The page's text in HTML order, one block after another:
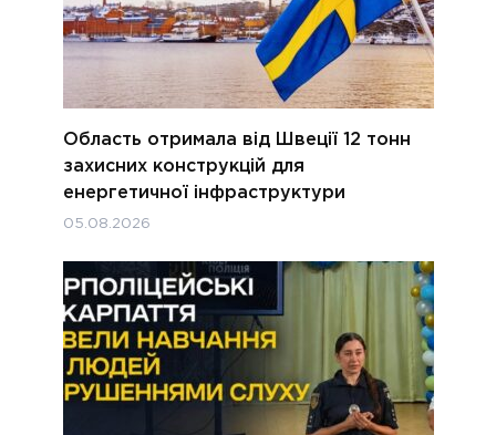
Область отримала від Швеції 12 тонн
захисних конструкцій для
енергетичної інфраструктури
05.08.2026